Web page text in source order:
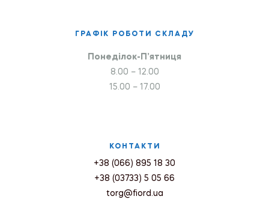
ГРАФІК РОБОТИ СКЛАДУ
Понеділок-П’ятниця
8.00 – 12.00
15.00 – 17.00
КОНТАКТИ
+38 (066) 895 18 30
+38 (03733) 5 05 66
torg@fiord.ua